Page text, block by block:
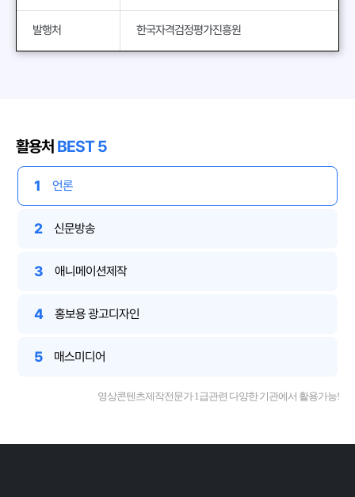
발행처 한국자격검정평가진흥원
활용처 BEST 5
1 언론
2 신문방송
3 애니메이션제작
4 홍보용 광고디자인
5 매스미디어
영상콘텐츠제작전문가 1급관련 다양한 기관에서 활용가능!